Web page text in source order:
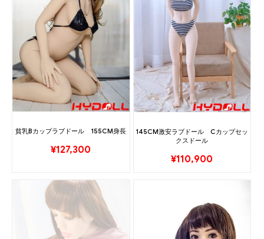
貧乳Bカップラブドール 155CM身長
¥127,300
145CM激安ラブドール Cカップセッ
クスドール
¥110,900